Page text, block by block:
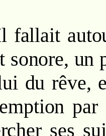
fallait
sonore, un
du rêve,
ses